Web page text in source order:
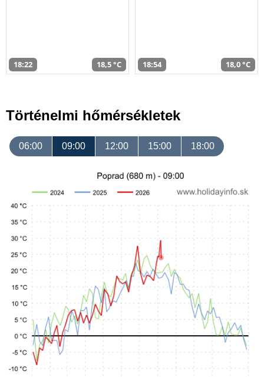
18:22 18,5 °C 18:54 18,0 °C
Történelmi hőmérsékletek
06:00 09:00 12:00 15:00 18:00